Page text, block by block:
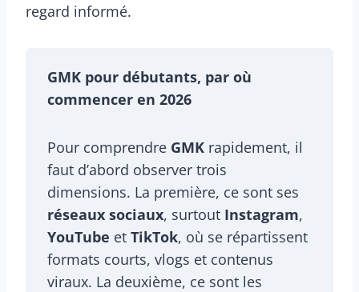
regard informé.
GMK pour débutants, par où
commencer en 2026
Pour comprendre GMK rapidement, il
faut d’abord observer trois
dimensions. La première, ce sont ses
réseaux sociaux, surtout Instagram,
YouTube et TikTok, où se répartissent
formats courts, vlogs et contenus
viraux. La deuxième, ce sont les